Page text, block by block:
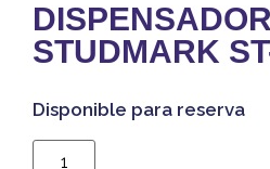
STUDMARK
Disponible para reserva